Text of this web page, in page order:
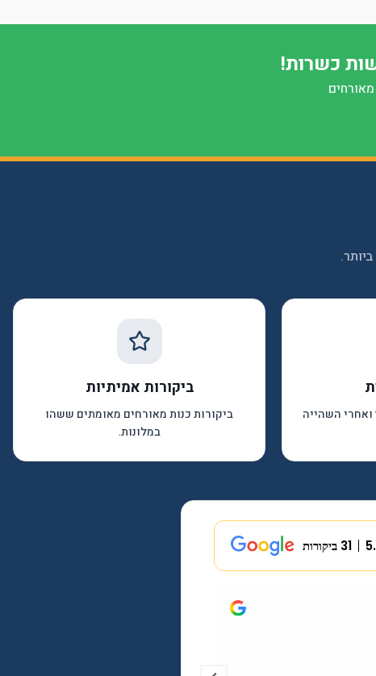
כשרות!
ואחרי השהייה
ביקורות אמיתיות
ביקורות כנות מאורחים מאומתים ששהו
במלונות.
31 ביקורות